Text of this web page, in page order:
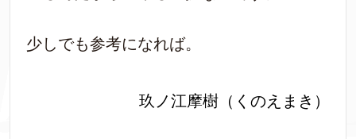
少しでも参考になれば。
玖ノ江摩樹（くのえまき）